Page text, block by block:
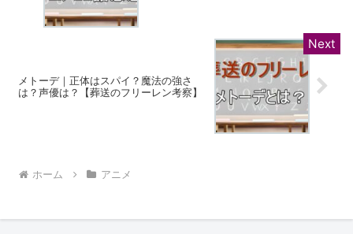
メトーデ｜正体はスパイ？魔法の強さ
は？声優は？【葬送のフリーレン考察】
ホーム アニメ